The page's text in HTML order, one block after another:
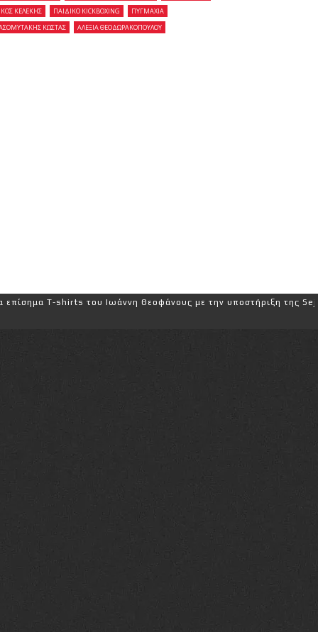
ΚΕΛΕΚΗΣ
ΠΑΙΔΙΚΟ KICKBOXING
ΠΥΓΜΑΧΙΑ
ΚΩΣΤΑΣ
ΑΛΕΞΙΑ ΘΕΟΔΩΡΑΚΟΠΟΥΛΟΥ
shirts του Ιωάννη Θεοφάνους με την υποστήριξη της Sejoy Hellas.